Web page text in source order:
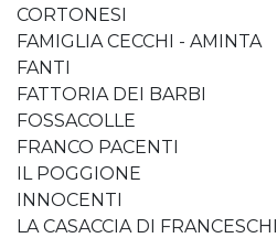
CORTONESI
FAMIGLIA CECCHI - AMINTA
FANTI
FATTORIA DEI BARBI
FOSSACOLLE
FRANCO PACENTI
IL POGGIONE
INNOCENTI
LA CASACCIA DI FRANCESCHI